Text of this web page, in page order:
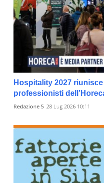
Hospitality 2027
professionisti
Redazione 5 28 Lug 2026 10:11